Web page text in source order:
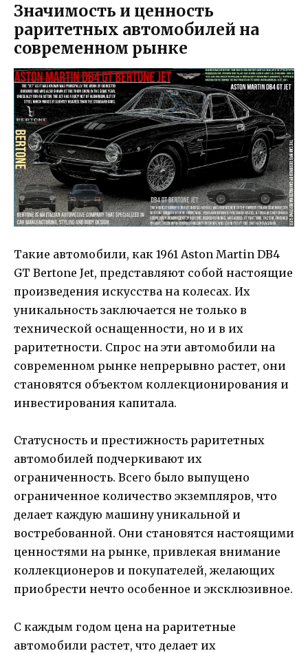
Значимость и ценность
раритетных автомобилей на
современном рынке
Такие автомобили, как 1961 Aston Martin DB4
GT Bertone Jet, представляют собой настоящие
произведения искусства на колесах. Их
уникальность заключается не только в
технической оснащенности, но и в их
раритетности. Спрос на эти автомобили на
современном рынке непрерывно растет, они
становятся объектом коллекционирования и
инвестирования капитала.
Статусность и престижность раритетных
автомобилей подчеркивают их
ограниченность. Всего было выпущено
ограниченное количество экземпляров, что
делает каждую машину уникальной и
востребованной. Они становятся настоящими
ценностями на рынке, привлекая внимание
коллекционеров и покупателей, желающих
приобрести нечто особенное и эксклюзивное.
С каждым годом цена на раритетные
автомобили растет, что делает их